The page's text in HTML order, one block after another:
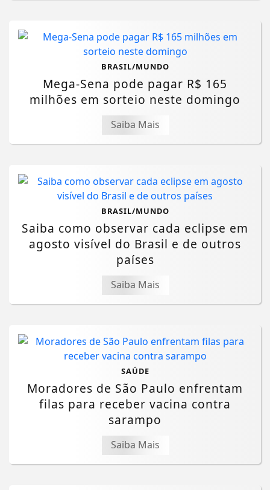
BRASIL/MUNDO
Mega-Sena pode pagar R$ 165
milhões em sorteio neste domingo
Saiba Mais
BRASIL/MUNDO
Saiba como observar cada eclipse em
agosto visível do Brasil e de outros
países
Saiba Mais
SAÚDE
Moradores de São Paulo enfrentam
filas para receber vacina contra
sarampo
Saiba Mais